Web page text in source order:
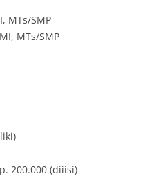
MTs/SMP
MTs/SMP
200.000 (diiisi)